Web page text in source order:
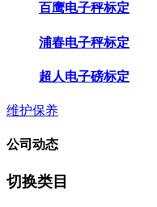
百鹰电子秤标定
浦春电子秤标定
超人电子磅标定
维护保养
公司动态
切换类目